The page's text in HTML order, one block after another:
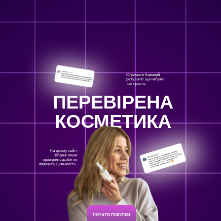
ПЕРЕВІРЕНА
КОСМЕТИКА
Отримати бажаний
результат ще небуло
так просто.
ПОЧАТИ ПОКУПКИ
На цьому сайті
зібрані лише
превірені засоби по
принципу ціна-якість.